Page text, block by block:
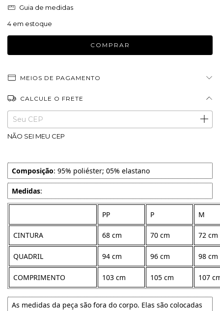
Guia de medidas
4 em estoque
MEIOS DE PAGAMENTO
CALCULE O FRETE
Entregas para o CEP: ALTERAR CEP
NÃO SEI MEU CEP
Composição: 95% poliéster; 05% elastano
Medidas:
PP P M
CINTURA 68 cm 70 cm 72 cm
QUADRIL 94 cm 96 cm 98 cm
COMPRIMENTO 103 cm 105 cm 107
As medidas da peça são fora do corpo. Elas são colocadas